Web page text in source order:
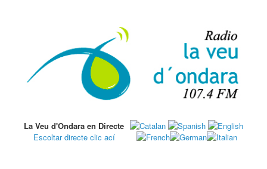
La Veu d'Ondara en Directe
Escoltar directe clic ací